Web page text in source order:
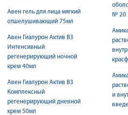
Авен гель для лица мягкий
отшелушивающий 75мл
Авен Гиалурон Актив B3
Интенсивный
регенерирующий ночной
крем 40мл
Авен Гиалурон Актив B3
Комплексный
регенерирующий дневной
крем 50мл
№ 20
и